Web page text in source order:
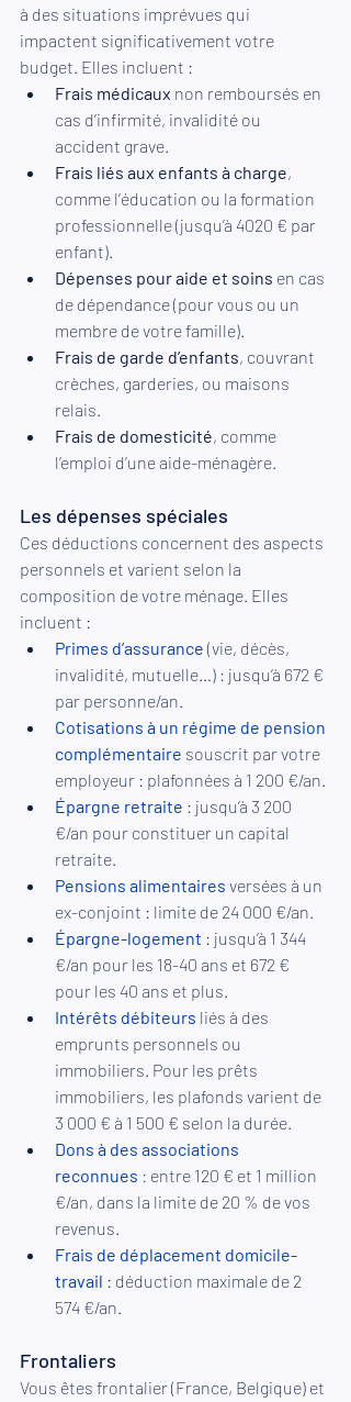
à des situations imprévues qui
impactent significativement votre
budget. Elles incluent :
Frais médicaux non remboursés en
cas d’infirmité, invalidité ou
accident grave.
Frais liés aux enfants à charge,
comme l’éducation ou la formation
professionnelle (jusqu’à 4020 € par
enfant).
Dépenses pour aide et soins en cas
de dépendance (pour vous ou un
membre de votre famille).
Frais de garde d’enfants, couvrant
crèches, garderies, ou maisons
relais.
Frais de domesticité, comme
l’emploi d’une aide-ménagère.
Les dépenses spéciales
Ces déductions concernent des aspects
personnels et varient selon la
composition de votre ménage. Elles
incluent :
Primes d’assurance (vie, décès,
invalidité, mutuelle…) : jusqu’à 672 €
par personne/an.
Cotisations à un régime de pension
complémentaire souscrit par votre
employeur : plafonnées à 1 200 €/an.
Épargne retraite : jusqu’à 3 200
€/an pour constituer un capital
retraite.
Pensions alimentaires versées à un
ex-conjoint : limite de 24 000 €/an.
Épargne-logement : jusqu’à 1 344
€/an pour les 18-40 ans et 672 €
pour les 40 ans et plus.
Intérêts débiteurs liés à des
emprunts personnels ou
immobiliers. Pour les prêts
immobiliers, les plafonds varient de
3 000 € à 1 500 € selon la durée.
Dons à des associations
reconnues : entre 120 € et 1 million
€/an, dans la limite de 20 % de vos
revenus.
Frais de déplacement domicile-
travail : déduction maximale de 2
574 €/an.
Frontaliers
Vous êtes frontalier (France, Belgique) et